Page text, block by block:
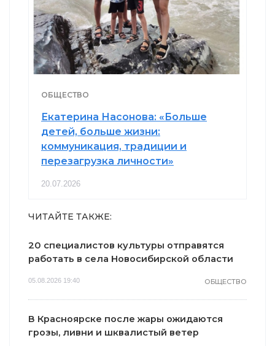
ОБЩЕСТВО
Екатерина Насонова: «Больше
детей, больше жизни:
коммуникация, традиции и
перезагрузка личности»
20.07.2026
ЧИТАЙТЕ ТАКЖЕ:
20 специалистов культуры отправятся
работать в села Новосибирской области
05.08.2026 19:40 ОБЩЕСТВО
В Красноярске после жары ожидаются
грозы, ливни и шквалистый ветер